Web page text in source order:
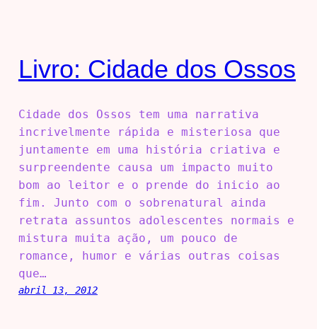
Livro: Cidade dos Ossos
Cidade dos Ossos tem uma narrativa
incrivelmente rápida e misteriosa que
juntamente em uma história criativa e
surpreendente causa um impacto muito
bom ao leitor e o prende do inicio ao
fim. Junto com o sobrenatural ainda
retrata assuntos adolescentes normais e
mistura muita ação, um pouco de
romance, humor e várias outras coisas
que…
abril 13, 2012